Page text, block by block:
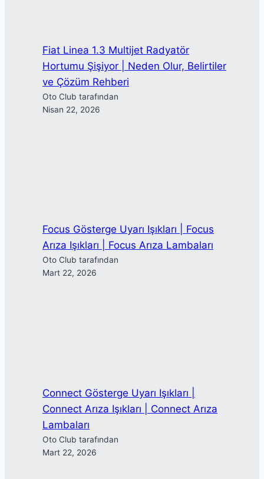
Fiat Linea 1.3 Multijet Radyatör
Hortumu Şişiyor | Neden Olur, Belirtiler
ve Çözüm Rehberi
Oto Club tarafından
Nisan 22, 2026
Focus Gösterge Uyarı Işıkları | Focus
Arıza Işıkları | Focus Arıza Lambaları
Oto Club tarafından
Mart 22, 2026
Connect Gösterge Uyarı Işıkları |
Connect Arıza Işıkları | Connect Arıza
Lambaları
Oto Club tarafından
Mart 22, 2026